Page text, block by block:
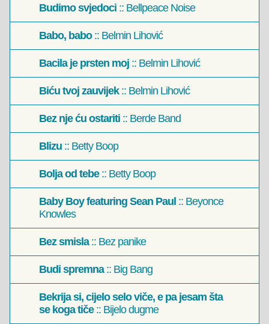
Budimo svjedoci :: Bellpeace Noise
Babo, babo:: Belmin Lihović
Bacila je prsten moj :: Belmin Lihović
Biću tvoj zauvijek:: Belmin Lihović
Bez nje ću ostariti :: Berde Band
Blizu :: Betty Boop
Bolja od tebe:: Betty Boop
Baby Boy featuring Sean Paul :: Beyonce
Knowles
Bez smisla:: Bez panike
Budi spremna:: Big Bang
Bekrija si, cijelo selo viče, e pa jesam šta
se koga tiče:: Bijelo dugme